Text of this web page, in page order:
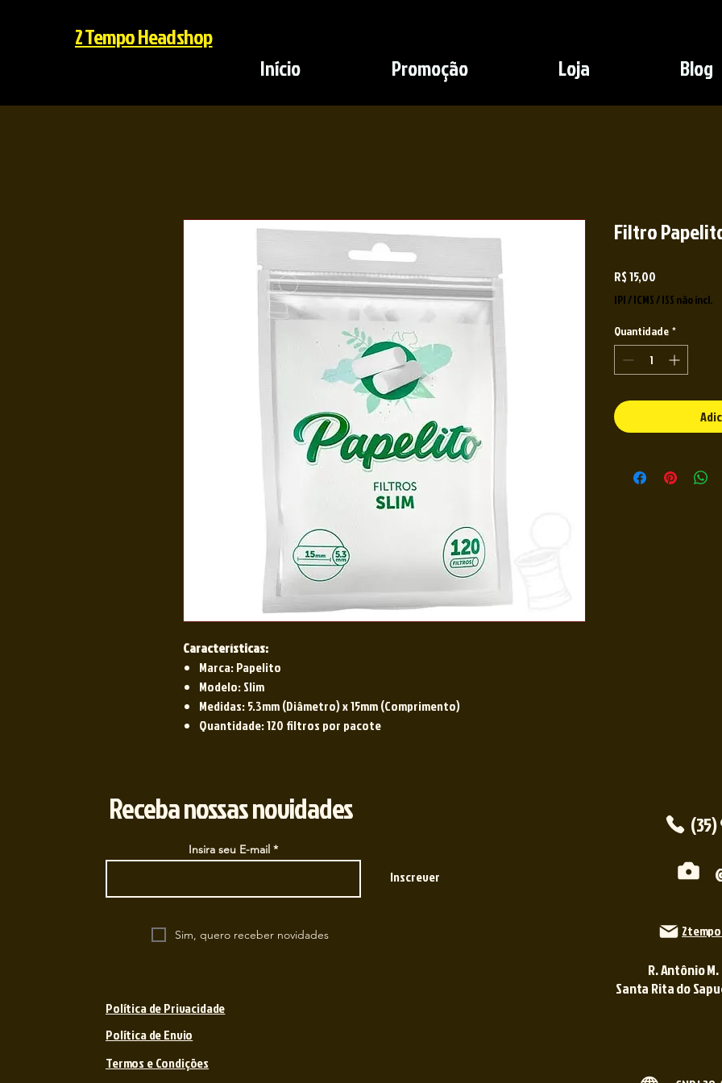
Início Promoção Loja Blog
2 Tempo Headshop
Características:
Marca: Papelito
Modelo: Slim
Medidas: 5.3mm (Diâmetro) x 15mm (Comprimento)
Quantidade: 120 filtros por pacote
Filtro
R$ 15,00
IPI / ICMS / ISS não incl.
Quantidade *
Receba nossas novidades
Insira seu E-mail
Inscrever
Sim, quero receber novidades
Política de Privacidade
Política de Envio
Termos e Condições
R. Antônio
Santa Rita do